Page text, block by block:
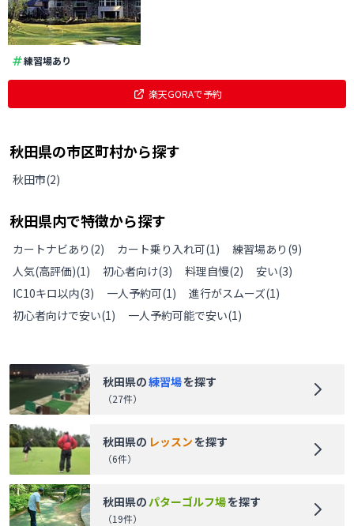
練習場あり
楽天GORAで予約
秋田県の市区町村から探す
秋田市(2)
秋田県内で特徴から探す
カートナビあり (2) カート乗り入れ可(1) 練習場あり (9)
人気(高評価)(1) 初心者向け(3) 料理自慢(2) 安い(3)
IC10キロ以内(3) 一人予約可(1) 進行がスムーズ(1)
初心者向けで安い(1) 一人予約可能で安い(1)
秋田県の練習場を探す
（27件）
秋田県の レッスンを探す
（6件）
秋田県のパターゴルフ場を探す
（19件）